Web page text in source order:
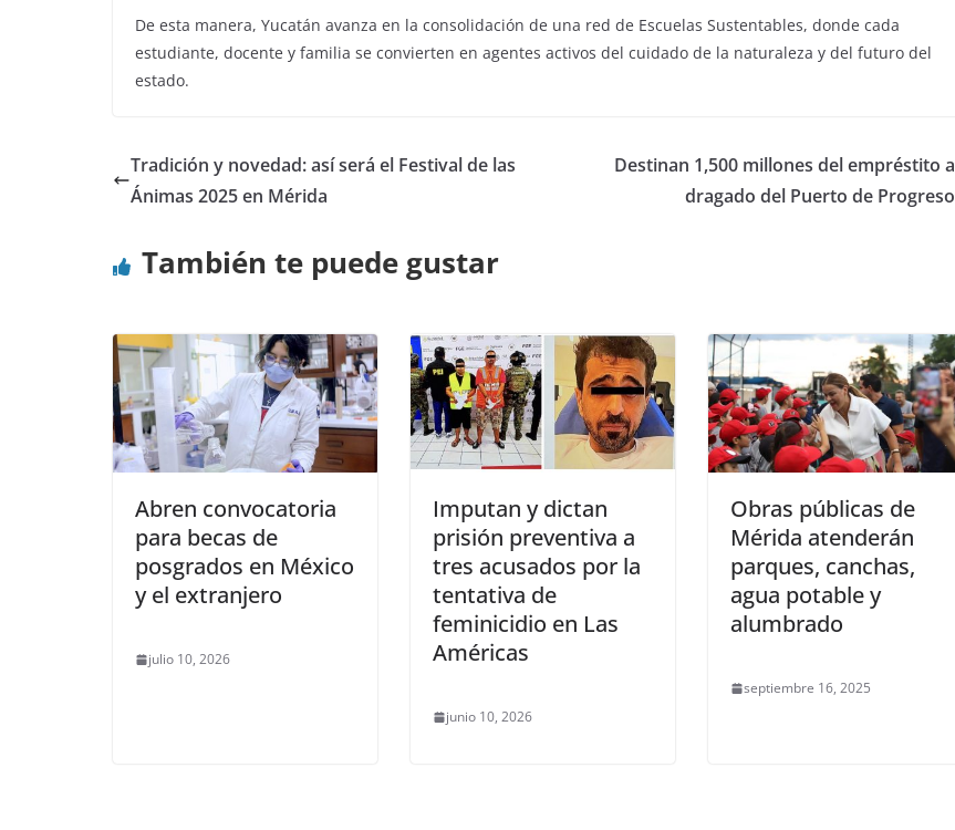
De esta manera, Yucatán avanza en la consolidación de una red de Escuelas Sustentables, donde cada
estudiante, docente y familia se convierten en agentes activos del cuidado de la naturaleza y del futuro del
estado.
Tradición y novedad: así será el Festival de las
Ánimas 2025 en Mérida
Destinan 1,500 millones del empréstito a
dragado del Puerto de Progreso
También te puede gustar
Abren convocatoria
para becas de
posgrados en México
y el extranjero
julio 10, 2026
Imputan y dictan
prisión preventiva a
tres acusados por la
tentativa de
feminicidio en Las
Américas
junio 10, 2026
Obras públicas de
Mérida atenderán
parques, canchas,
agua potable y
alumbrado
septiembre 16, 2025